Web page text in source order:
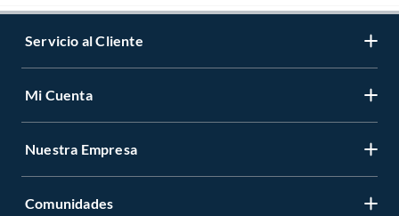
Servicio al Cliente
Mi Cuenta
Nuestra Empresa
Comunidades